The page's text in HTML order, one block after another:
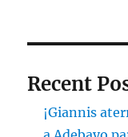
Recent
¡Giannis